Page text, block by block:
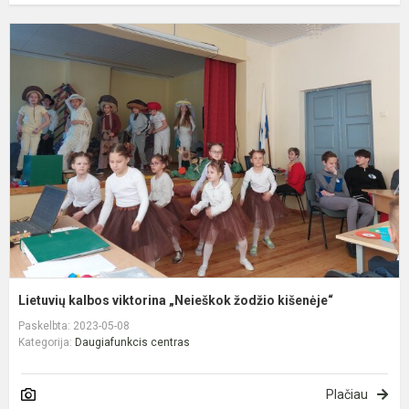
Lietuvių kalbos viktorina „Neieškok žodžio kišenėje“
Paskelbta: 2023-05-08
Kategorija: Daugiafunkcis centras
Plačiau